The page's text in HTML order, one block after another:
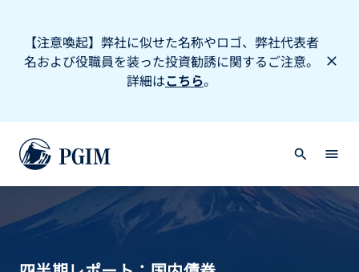
【注意喚起】弊社に似せた名称やロゴ、弊社代表者
名および役職員を装った投資勧誘に関するご注意。
詳細はこちら。